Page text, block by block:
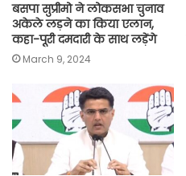
बसपा सुप्रीमो ने लोकसभा चुनाव
अकेले लड़ने का किया एलान,
कहा-पूरी दमदारी के साथ लड़ेंगे
March 9, 2024